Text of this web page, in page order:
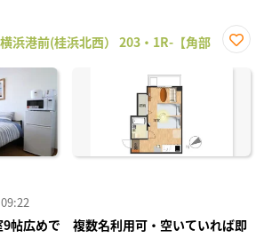
浜港前(桂浜北西） 203・1R-【角部
に入
9帖広めで 複数名利用可・空いていれば即